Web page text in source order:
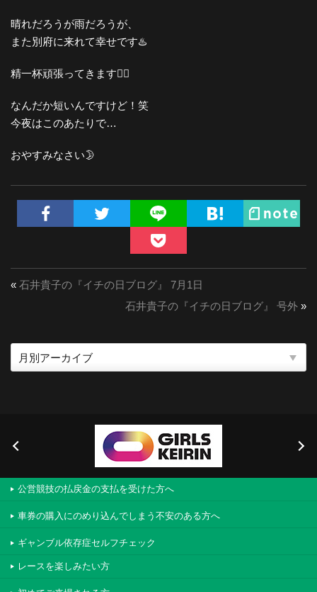
晴れだろうが雨だろうが、
また別府に来れて幸せです♨️
精一杯頑張ってきます🙆‍♀️️
なんだか短いんですけど！笑
今夜はこのあたりで…
おやすみなさい🌛
« 石井貴子の『イチの日ブログ』 7月1日
石井貴子の『イチの日ブログ』 号外 »
公営競技の払戻金の支払を受けた方へ
車券の購入にのめり込んでしまう不安のある方へ
ギャンブル依存症セルフチェック
レースを楽しみたい方